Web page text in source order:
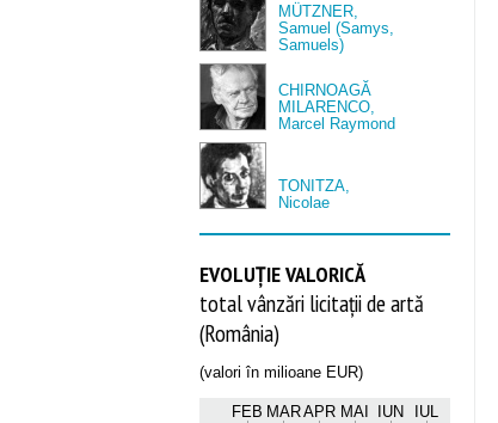
MÜTZNER,
Samuel (Samys,
Samuels)
CHIRNOAGĂ
MILARENCO,
Marcel Raymond
TONITZA,
Nicolae
EVOLUȚIE VALORICĂ
total vânzări licitații de artă
(România)
(valori în milioane EUR)
FEB MARAPR MAI IUN IUL